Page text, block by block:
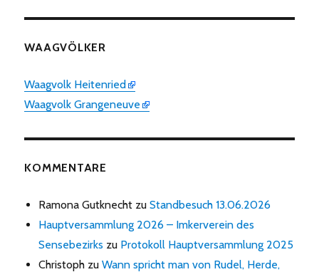
WAAGVÖLKER
Waagvolk Heitenried
Waagvolk Grangeneuve
KOMMENTARE
Ramona Gutknecht zuStandbesuch 13.06.2026
Hauptversammlung 2026 – Imkerverein des
Sensebezirks zu Protokoll Hauptversammlung 2025
Christoph zuWann spricht man von Rudel, Herde,